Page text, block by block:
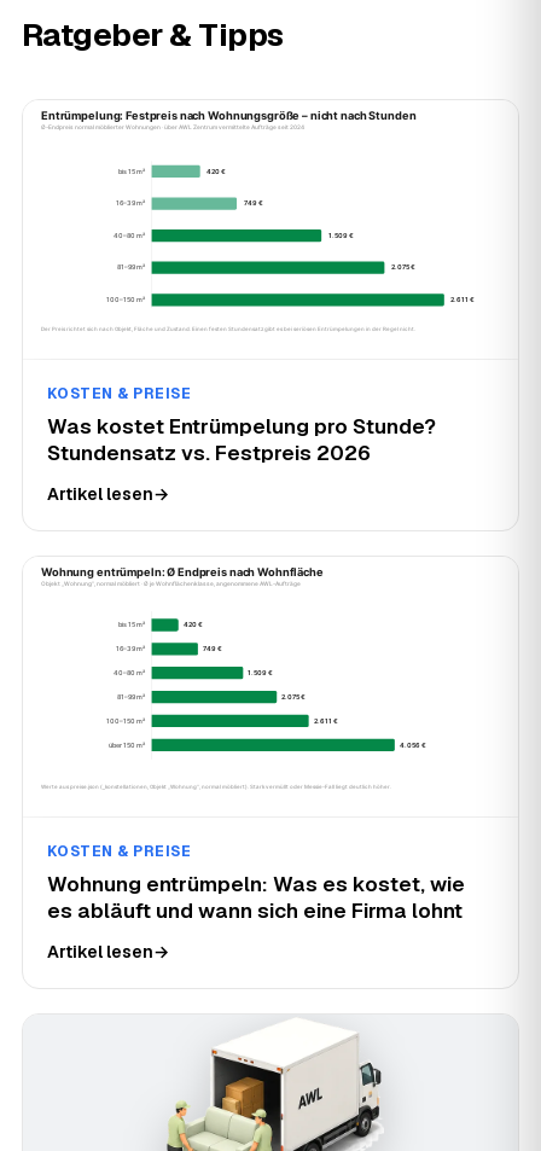
Ratgeber & Tipps
KOSTEN & PREISE
Was kostet Entrümpelung pro Stunde?
Stundensatz vs. Festpreis 2026
Artikel lesen→
KOSTEN & PREISE
Wohnung entrümpeln: Was es kostet, wie
es abläuft und wann sich eine Firma lohnt
Artikel lesen→